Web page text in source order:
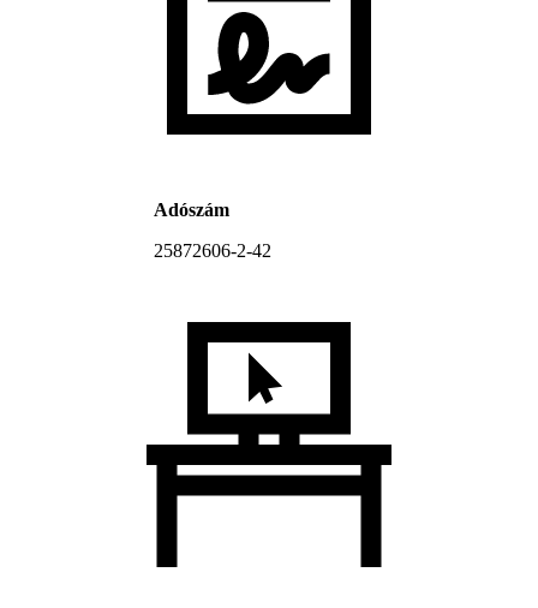
Adószám
25872606-2-42